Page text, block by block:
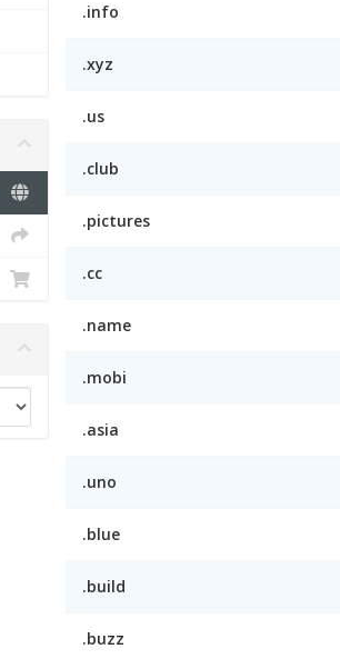
.info
.xyz
.us
.club
.pictures
.cc
.name
.mobi
.asia
.uno
.blue
.build
.buzz